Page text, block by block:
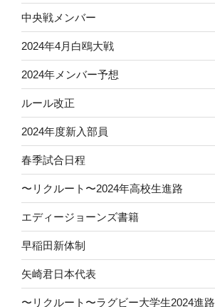
中央戦メンバー
2024年4月白鴎大戦
2024年メンバー予想
ルール改正
2024年度新入部員
春季試合日程
〜リクルート〜2024年高校生進路
エディージョーンズ書籍
早稲田新体制
矢崎君日本代表
〜リクルート〜ラグビー大学生2024進路